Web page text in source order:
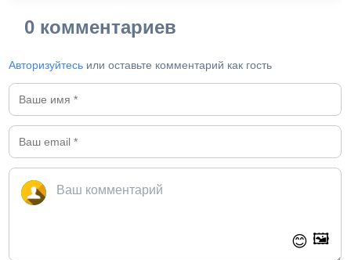
0 комментариев
Авторизуйтесь или оставьте комментарий как гость
😊 🖼️